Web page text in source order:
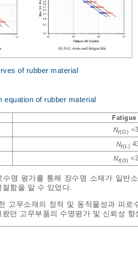
of rubber material
equation of rubber material
Nf(G)
Nf(L )
Nf(D)
수명 평가를 통해 장수명 소재가 일반
함을 알 수 있었다.
고무소재의 정적 및 동적물성과 피
던 고무부품의 수명평가 및 신뢰성